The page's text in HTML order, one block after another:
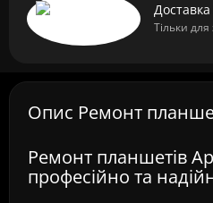
Тільки
Опис Ремонт
Ремонт планшетів
професійно та